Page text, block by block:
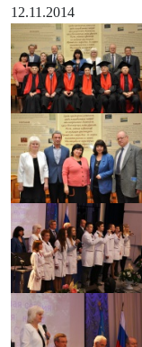
12.11.2014